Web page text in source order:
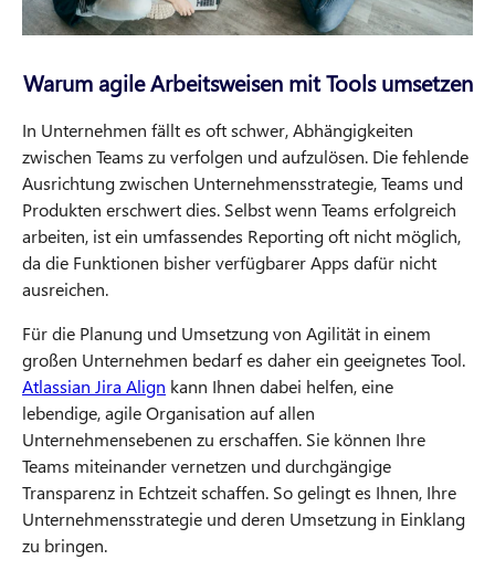
Warum agile Arbeitsweisen mit Tools umsetzen
In Unternehmen fällt es oft schwer, Abhängigkeiten
zwischen Teams zu verfolgen und aufzulösen. Die fehlende
Ausrichtung zwischen Unternehmensstrategie, Teams und
Produkten erschwert dies. Selbst wenn Teams erfolgreich
arbeiten, ist ein umfassendes Reporting oft nicht möglich,
da die Funktionen bisher verfügbarer Apps dafür nicht
ausreichen.
Für die Planung und Umsetzung von Agilität in einem
großen Unternehmen bedarf es daher ein geeignetes Tool.
Atlassian Jira Align kann Ihnen dabei helfen, eine
lebendige, agile Organisation auf allen
Unternehmensebenen zu erschaffen. Sie können Ihre
Teams miteinander vernetzen und durchgängige
Transparenz in Echtzeit schaffen. So gelingt es Ihnen, Ihre
Unternehmensstrategie und deren Umsetzung in Einklang
zu bringen.